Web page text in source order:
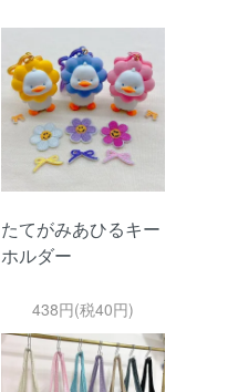
たてがみあひるキー
ホルダー
438円(税40円)